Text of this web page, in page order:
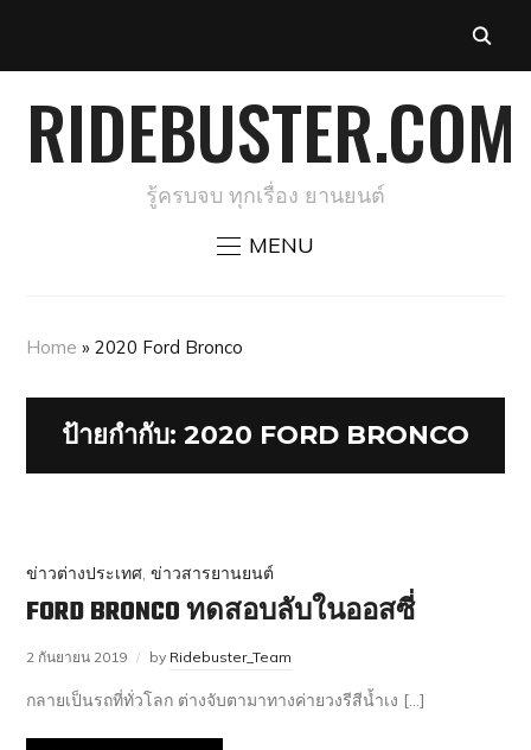
RIDEBUSTER.COM
รู้ครบจบ ทุกเรื่อง ยานยนต์
MENU
Home »2020 Ford Bronco
ป้ายกำกับ: 2020 FORD BRONCO
ข่าวต่างประเทศ,ข่าวสารยานยนต์
FORD BRONCO ทดสอบลับในออสซี่
2 กันยายน 2019 by Ridebuster_Team
กลายเป็นรถที่ทั่วโลก ต่างจับตามาทางค่ายวงรีสีน้ำเง […]